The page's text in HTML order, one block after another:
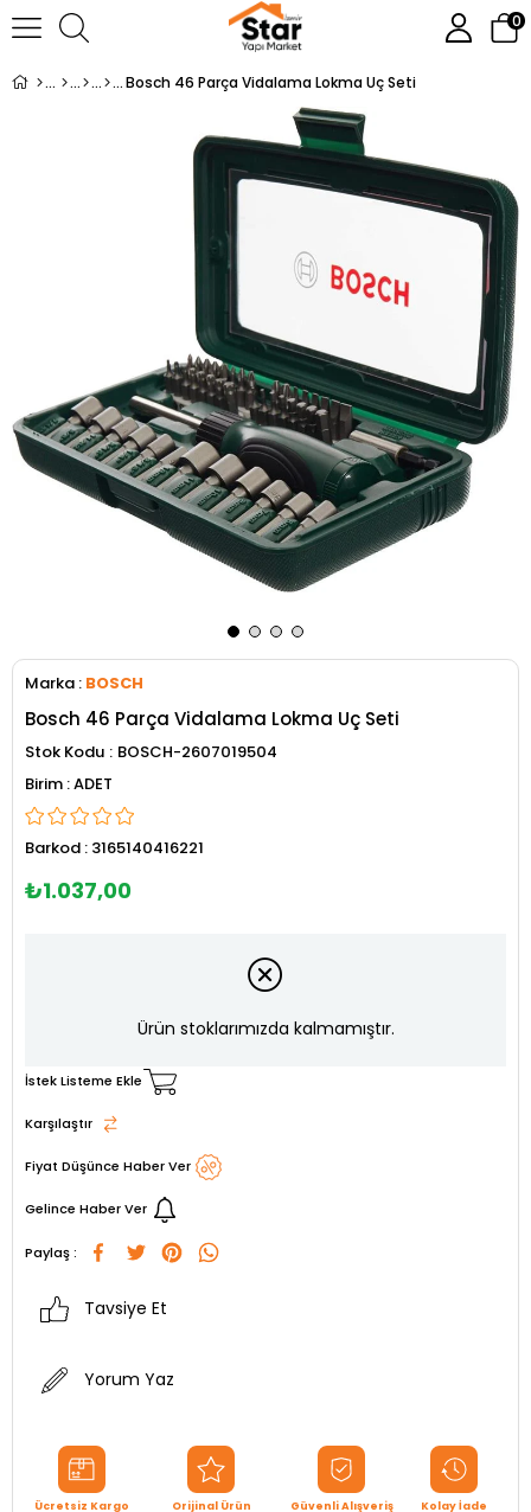
0
Bosch 46 Parça Vidalama Lokma Uç Seti
Marka : BOSCH
Bosch 46 Parça Vidalama Lokma Uç Seti
Stok Kodu
BOSCH-2607019504
ADET
Barkod : 3165140416221
₺1.037,00
Ürün stoklarımızda kalmamıştır.
İstek Listeme Ekle
Karşılaştır
Fiyat Düşünce Haber Ver
Gelince Haber Ver
Paylaş :
Tavsiye Et
Yorum Yaz
Ücretsiz Kargo
Orijinal Ürün
Güvenli Alışveriş
Kolay İade